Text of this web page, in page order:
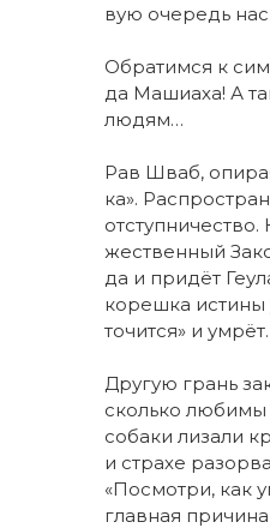
вую оче­редь
Обра­тим­ся к
да Ма­ши­а­ха! А
лю­дям…
Рав Шваб,
ка».
жес­т­вен­ный
да и при­дёт
ко­реш­ка ис­ти­ны
то­чит­ся» и ум­рёт.
Дру­гую грань
сколь­ко
со­ба­ки ли­за­ли
и стра­хе
«По­смот­ри, как
глав­ная